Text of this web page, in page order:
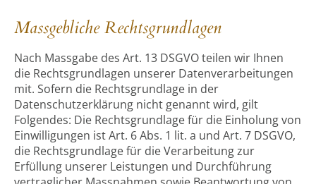
Massgebliche Rechtsgrundlagen
Nach Massgabe des Art. 13 DSGVO teilen wir Ihnen
die Rechtsgrundlagen unserer Datenverarbeitungen
mit. Sofern die Rechtsgrundlage in der
Datenschutzerklärung nicht genannt wird, gilt
Folgendes: Die Rechtsgrundlage für die Einholung von
Einwilligungen ist Art. 6 Abs. 1 lit. a und Art. 7 DSGVO,
die Rechtsgrundlage für die Verarbeitung zur
Erfüllung unserer Leistungen und Durchführung